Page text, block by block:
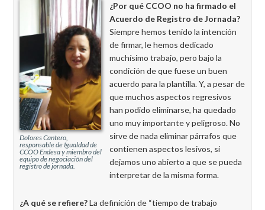
Dolores Cantero,
responsable de Igualdad de
CCOO Endesa y miembro del
equipo de negociación del
registro de jornada.
¿Por qué CCOO no ha firmado el
Acuerdo de Registro de Jornada?
Siempre hemos tenido la intención
de firmar, le hemos dedicado
muchísimo trabajo, pero bajo la
condición de que fuese un buen
acuerdo para la plantilla.Y, a pesar de
que muchos aspectos regresivos
han podido eliminarse, ha quedado
uno muy importante y peligroso. No
sirve de nada eliminar párrafos que
contienen aspectos lesivos, si
dejamos uno abierto a que se pueda
interpretar de la misma forma.
¿A qué se refiere?La definición de “tiempo de trabajo